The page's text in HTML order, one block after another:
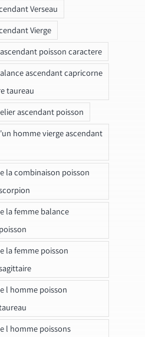
Verseau
Vierge
poisson caractere
ascendant capricorne
taureau
ascendant poisson
homme vierge ascendant
la combinaison poisson
la femme balance
la femme poisson
l homme poisson
l homme poissons